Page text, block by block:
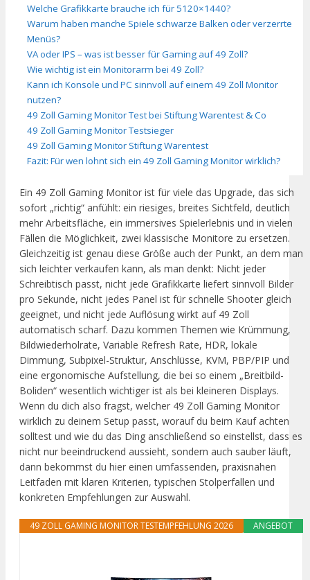
Welche Grafikkarte brauche ich für 5120×1440?
Warum haben manche Spiele schwarze Balken oder verzerrte
Menüs?
VA oder IPS – was ist besser für Gaming auf 49 Zoll?
Wie wichtig ist ein Monitorarm bei 49 Zoll?
Kann ich Konsole und PC sinnvoll auf einem 49 Zoll Monitor
nutzen?
49 Zoll Gaming Monitor Test bei Stiftung Warentest & Co
49 Zoll Gaming Monitor Testsieger
49 Zoll Gaming Monitor Stiftung Warentest
Fazit: Für wen lohnt sich ein 49 Zoll Gaming Monitor wirklich?
Ein 49 Zoll Gaming Monitor ist für viele das Upgrade, das sich
sofort „richtig“ anfühlt: ein riesiges, breites Sichtfeld, deutlich
mehr Arbeitsfläche, ein immersives Spielerlebnis und in vielen
Fällen die Möglichkeit, zwei klassische Monitore zu ersetzen.
Gleichzeitig ist genau diese Größe auch der Punkt, an dem man
sich leichter verkaufen kann, als man denkt: Nicht jeder
Schreibtisch passt, nicht jede Grafikkarte liefert sinnvoll Bilder
pro Sekunde, nicht jedes Panel ist für schnelle Shooter gleich
geeignet, und nicht jede Auflösung wirkt auf 49 Zoll
automatisch scharf. Dazu kommen Themen wie Krümmung,
Bildwiederholrate, Variable Refresh Rate, HDR, lokale
Dimmung, Subpixel-Struktur, Anschlüsse, KVM, PBP/PIP und
eine ergonomische Aufstellung, die bei so einem „Breitbild-
Boliden“ wesentlich wichtiger ist als bei kleineren Displays.
Wenn du dich also fragst, welcher 49 Zoll Gaming Monitor
wirklich zu deinem Setup passt, worauf du beim Kauf achten
solltest und wie du das Ding anschließend so einstellst, dass es
nicht nur beeindruckend aussieht, sondern auch sauber läuft,
dann bekommst du hier einen umfassenden, praxisnahen
Leitfaden mit klaren Kriterien, typischen Stolperfallen und
konkreten Empfehlungen zur Auswahl.
ANGEBOT
49 ZOLL GAMING MONITOR TESTEMPFEHLUNG 2026